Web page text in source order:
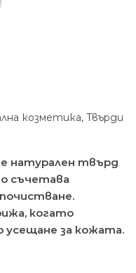
козметика, Твърди
натурален твърд
съчетава
когато
за кожата.